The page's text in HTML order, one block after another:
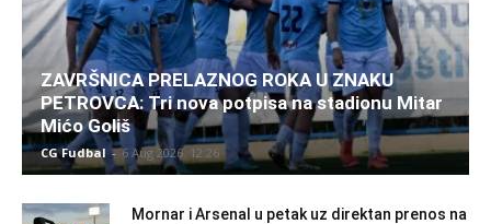
ZAVRŠNICA PRELAZNOG ROKA U ZNAKU
PETROVCA: Tri nova potpisa na stadionu Mitar
Mićo Goliš
CG Fudbal - 6 Aug 2026. 12:26
Mornar i Arsenal u petak uz direktan prenos na